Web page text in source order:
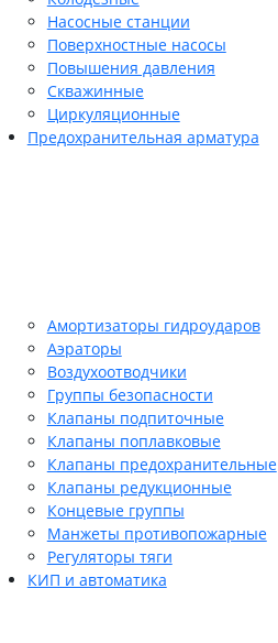
Насосные станции
Поверхностные насосы
Повышения давления
Скважинные
Циркуляционные
Предохранительная арматура
Амортизаторы гидроударов
Аэраторы
Воздухоотводчики
Группы безопасности
Клапаны подпиточные
Клапаны поплавковые
Клапаны предохранительные
Клапаны редукционные
Концевые группы
Манжеты противопожарные
Регуляторы тяги
КИП и автоматика